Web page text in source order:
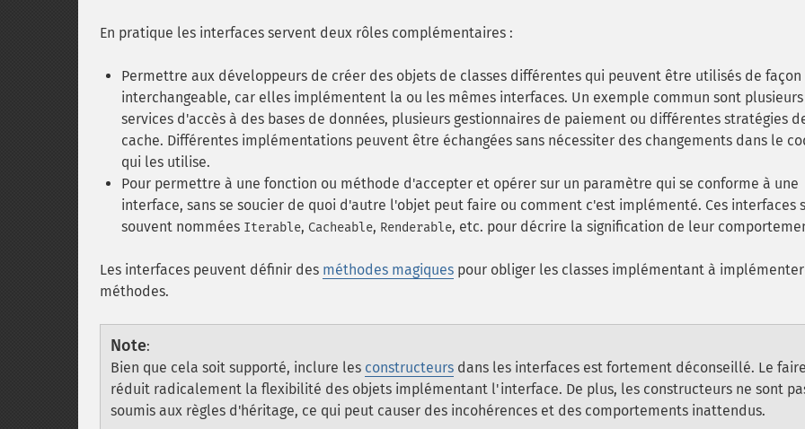
En pratique les interfaces servent deux rôles complémentaires :
Permettre aux développeurs de créer des objets de classes différentes qui peuvent être utilisés de façon
interchangeable, car elles implémentent la ou les mêmes interfaces. Un exemple commun sont plusieurs
services d'accès à des bases de données, plusieurs gestionnaires de paiement ou différentes stratégies
cache. Différentes implémentations peuvent être échangées sans nécessiter des changements dans le
qui les utilise.
Pour permettre à une fonction ou méthode d'accepter et opérer sur un paramètre qui se conforme à une
interface, sans se soucier de quoi d'autre l'objet peut faire ou comment c'est implémenté. Ces interfaces
souvent nommées Iterable, Cacheable, Renderable, etc. pour décrire la signification de leur
Les interfaces peuvent définir des méthodes magiques pour obliger les classes implémentant à
méthodes.
Note:
Bien que cela soit supporté, inclure les constructeurs dans les interfaces est fortement déconseillé. Le
réduit radicalement la flexibilité des objets implémentant l'interface. De plus, les constructeurs ne sont
soumis aux règles d'héritage, ce qui peut causer des incohérences et des comportements inattendus.